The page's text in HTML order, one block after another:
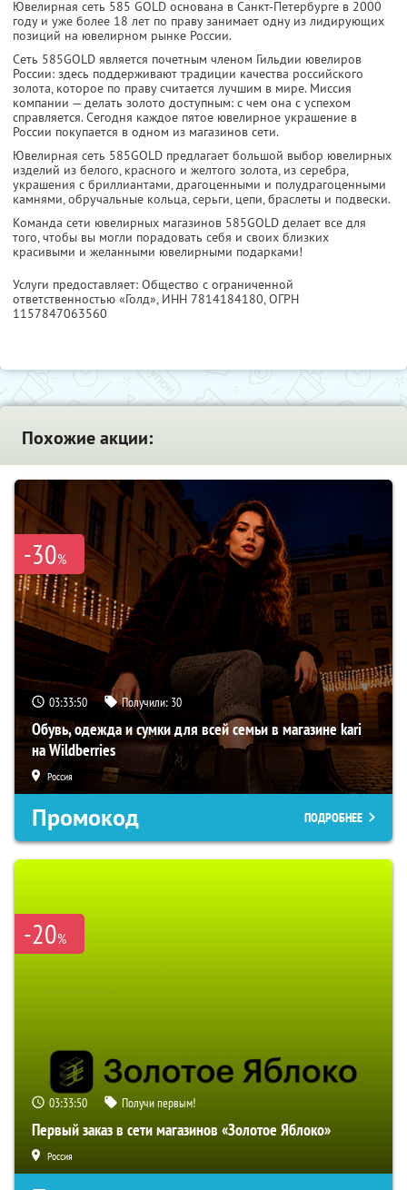
Ювелирная сеть 585 GOLD основана в Санкт-Петербурге в 2000
году и уже более 18 лет по праву занимает одну из лидирующих
позиций на ювелирном рынке России.
Сеть 585GOLD является почетным членом Гильдии ювелиров
России: здесь поддерживают традиции качества российского
золота, которое по праву считается лучшим в мире. Миссия
компании — делать золото доступным: с чем она с успехом
справляется. Сегодня каждое пятое ювелирное украшение в
России покупается в одном из магазинов сети.
Ювелирная сеть 585GOLD предлагает большой выбор ювелирных
изделий из белого, красного и желтого золота, из серебра,
украшения с бриллиантами, драгоценными и полудрагоценными
камнями, обручальные кольца, серьги, цепи, браслеты и подвески.
Команда сети ювелирных магазинов 585GOLD делает все для
того, чтобы вы могли порадовать себя и своих близких
красивыми и желанными ювелирными подарками!
Услуги предоставляет: Общество с ограниченной
ответственностью «Голд», ИНН 7814184180, ОГРН
1157847063560
Похожие акции:
-30%
03:33:49 Получили: 30
Обувь, одежда и сумки для всей семьи в магазине kari
на Wildberries
Россия
Промокод ПОДРОБНЕЕ
-20%
03:33:49 Получи первым!
Первый заказ в сети магазинов «Золотое Яблоко»
Россия